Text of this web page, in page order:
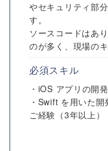
やセキュリティ部
す。
ソースコードはあ
のが多く、現場の
必須スキル
・iOS アプリの開
・Swift を用いた
ご経験（3年以上）